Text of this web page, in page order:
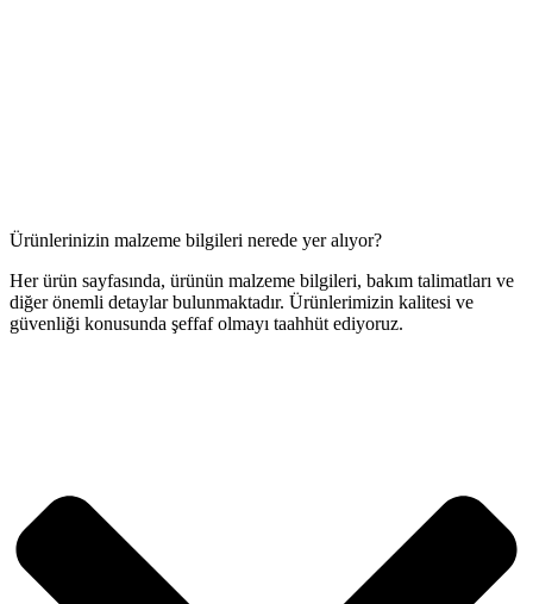
Ürünlerinizin malzeme bilgileri nerede yer alıyor?
Her ürün sayfasında, ürünün malzeme bilgileri, bakım talimatları ve
diğer önemli detaylar bulunmaktadır. Ürünlerimizin kalitesi ve
güvenliği konusunda şeffaf olmayı taahhüt ediyoruz.